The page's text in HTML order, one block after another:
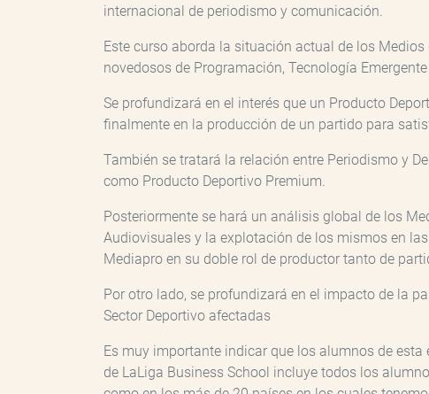
internacional de periodismo y comunicación.
Este curso aborda la situación actual de los
novedosos de Programación, Tecnología
Se profundizará en el interés que un Producto
finalmente en la producción de un partido para
También se tratará la relación entre Periodismo y
como Producto Deportivo Premium.
Posteriormente se hará un análisis global de los
Audiovisuales y la explotación de los mismos en
Mediapro en su doble rol de productor tanto de
Por otro lado, se profundizará en el impacto de la
Sector Deportivo afectadas
Es muy importante indicar que los alumnos de
de LaLiga Business School incluye todos los